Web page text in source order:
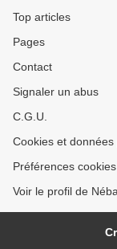
Top articles
Pages
Contact
Signaler un abus
C.G.U.
Cookies et
Préférences cookies
Voir le profil de